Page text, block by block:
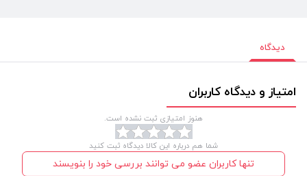
دیدگاه
امتیاز و دیدگاه کاربران
هنوز امتیازی ثبت نشده است.
شما هم درباره این کالا دیدگاه ثبت کنید
تنها کاربران عضو می توانند بررسی خود را بنویسند